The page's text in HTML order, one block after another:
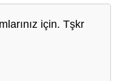
için. Tşkr